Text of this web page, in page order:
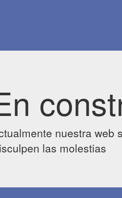
nuestra web
las molestias